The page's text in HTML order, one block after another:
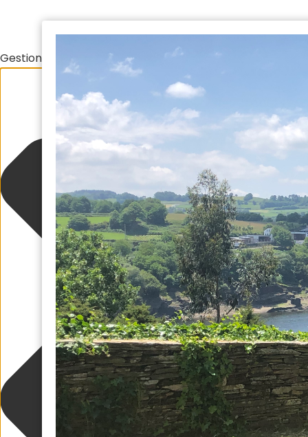
Gestionar el consentimiento de las cookies